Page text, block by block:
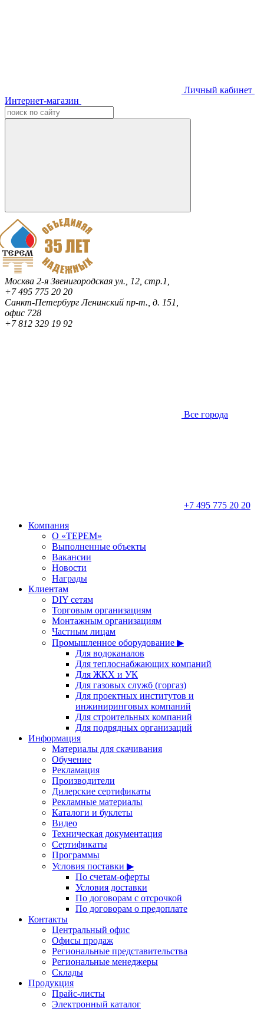
Личный кабинет
Интернет-магазин
Москва 2-я Звенигородская ул., 12, стр.1,
+7 495 775 20 20
Санкт-ПетербургЛенинский пр-т., д. 151,
офис 728
+7 812 329 19 92
Все города
+7 495 775 20 20
Компания
О «ТЕРЕМ»
Выполненные объекты
Вакансии
Новости
Награды
Клиентам
DIY сетям
Торговым организациям
Монтажным организациям
Частным лицам
Промышленное оборудование ▶
Для водоканалов
Для теплоснабжающих компаний
Для ЖКХ и УК
Для газовых служб (горгаз)
Для проектных институтов и
инжиниринговых компаний
Для строительных компаний
Для подрядных организаций
Информация
Материалы для скачивания
Обучение
Рекламация
Производители
Дилерские сертификаты
Рекламные материалы
Каталоги и буклеты
Видео
Техническая документация
Сертификаты
Программы
Условия поставки ▶
По счетам-оферты
Условия доставки
По договорам с отсрочкой
По договорам о предоплате
Контакты
Центральный офис
Офисы продаж
Региональные представительства
Региональные менеджеры
Склады
Продукция
Прайс-листы
Электронный каталог